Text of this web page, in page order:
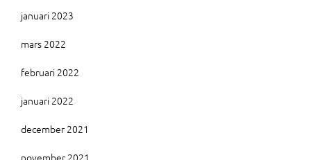
januari 2023
mars 2022
februari 2022
januari 2022
december 2021
november 2021